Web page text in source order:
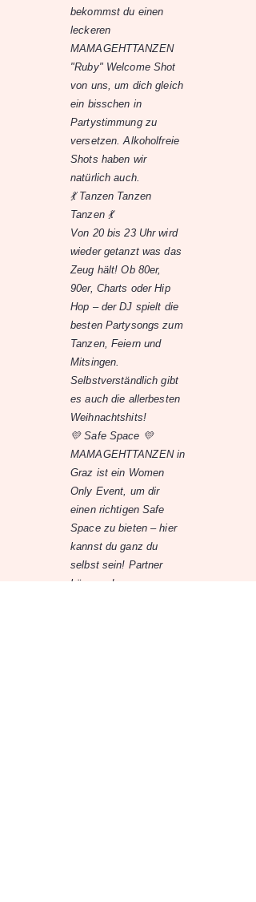
bekommst du einen
leckeren
MAMAGEHTTANZEN
"Ruby" Welcome Shot
von uns, um dich gleich
ein bisschen in
Partystimmung zu
versetzen. Alkoholfreie
Shots haben wir
natürlich auch.
💃 Tanzen Tanzen
Tanzen 💃
Von 20 bis 23 Uhr wird
wieder getanzt was das
Zeug hält! Ob 80er,
90er, Charts oder Hip
Hop – der DJ spielt die
besten Partysongs zum
Tanzen, Feiern und
Mitsingen.
Selbstverständlich gibt
es auch die allerbesten
Weihnachtshits!
💛 Safe Space 💛
MAMAGEHTTANZEN in
Graz ist ein Women
Only Event, um dir
einen richtigen Safe
Space zu bieten – hier
kannst du ganz du
selbst sein! Partner
können dann gerne